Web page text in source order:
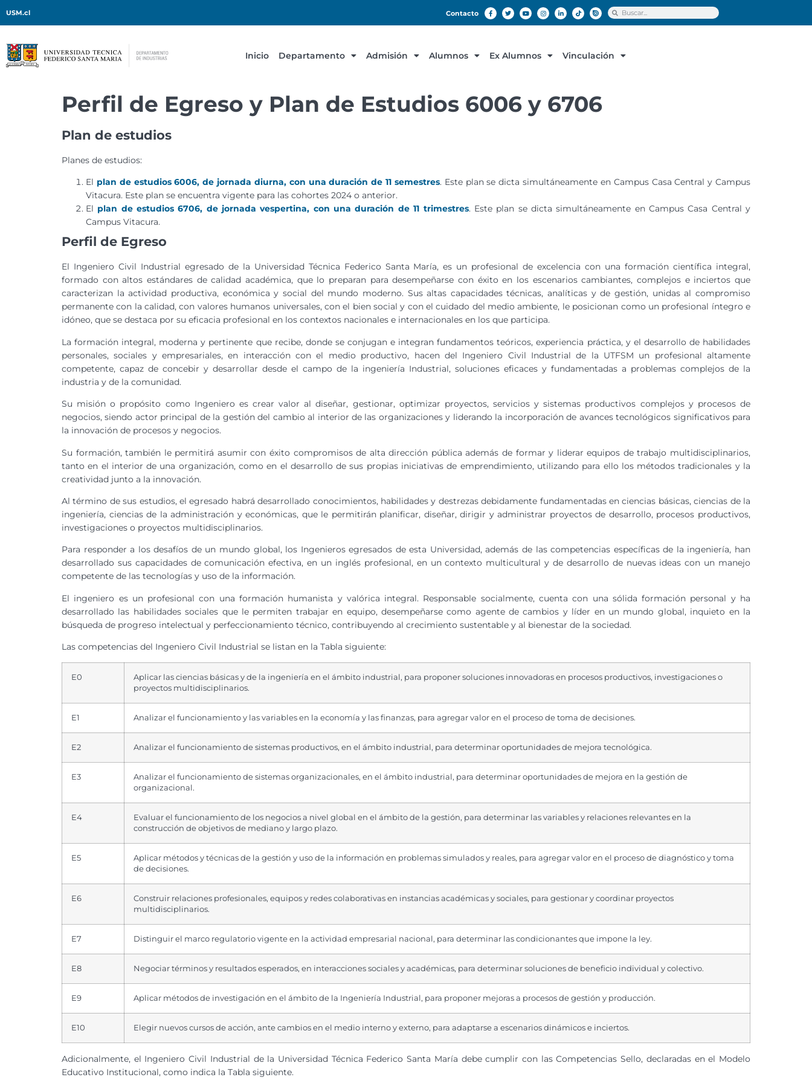
USM.cl Contacto
Inicio Departamento Admisión Alumnos Ex Alumnos Vinculación
Perfil de Egreso y Plan de Estudios 6006 y 6706
Plan de estudios
Planes de estudios:
El plan de estudios 6006, de jornada diurna, con una duración de 11 semestres. Este plan se dicta simultáneamente en Campus Casa Central y Campus
Vitacura. Este plan se encuentra vigente para las cohortes 2024 o anterior.
El plan de estudios 6706, de jornada vespertina, con una duración de 11 trimestres. Este plan se dicta simultáneamente en Campus Casa Central y
Campus Vitacura.
Perfil de Egreso
El Ingeniero Civil Industrial egresado de la Universidad Técnica Federico Santa María, es un profesional de excelencia con una formación científica integral,
formado con altos estándares de calidad académica, que lo preparan para desempeñarse con éxito en los escenarios cambiantes, complejos e inciertos que
caracterizan la actividad productiva, económica y social del mundo moderno. Sus altas capacidades técnicas, analíticas y de gestión, unidas al compromiso
permanente con la calidad, con valores humanos universales, con el bien social y con el cuidado del medio ambiente, le posicionan como un profesional íntegro e
idóneo, que se destaca por su eficacia profesional en los contextos nacionales e internacionales en los que participa.
La formación integral, moderna y pertinente que recibe, donde se conjugan e integran fundamentos teóricos, experiencia práctica, y el desarrollo de habilidades
personales, sociales y empresariales, en interacción con el medio productivo, hacen del Ingeniero Civil Industrial de la UTFSM un profesional altamente
competente, capaz de concebir y desarrollar desde el campo de la ingeniería Industrial, soluciones eficaces y fundamentadas a problemas complejos de la
industria y de la comunidad.
Su misión o propósito como Ingeniero es crear valor al diseñar, gestionar, optimizar proyectos, servicios y sistemas productivos complejos y procesos de
negocios, siendo actor principal de la gestión del cambio al interior de las organizaciones y liderando la incorporación de avances tecnológicos significativos para
la innovación de procesos y negocios.
Su formación, también le permitirá asumir con éxito compromisos de alta dirección pública además de formar y liderar equipos de trabajo multidisciplinarios,
tanto en el interior de una organización, como en el desarrollo de sus propias iniciativas de emprendimiento, utilizando para ello los métodos tradicionales y la
creatividad junto a la innovación.
Al término de sus estudios, el egresado habrá desarrollado conocimientos, habilidades y destrezas debidamente fundamentadas en ciencias básicas, ciencias de la
ingeniería, ciencias de la administración y económicas, que le permitirán planificar, diseñar, dirigir y administrar proyectos de desarrollo, procesos productivos,
investigaciones o proyectos multidisciplinarios.
Para responder a los desafíos de un mundo global, los Ingenieros egresados de esta Universidad, además de las competencias específicas de la ingeniería, han
desarrollado sus capacidades de comunicación efectiva, en un inglés profesional, en un contexto multicultural y de desarrollo de nuevas ideas con un manejo
competente de las tecnologías y uso de la información.
El ingeniero es un profesional con una formación humanista y valórica integral. Responsable socialmente, cuenta con una sólida formación personal y ha
desarrollado las habilidades sociales que le permiten trabajar en equipo, desempeñarse como agente de cambios y líder en un mundo global, inquieto en la
búsqueda de progreso intelectual y perfeccionamiento técnico, contribuyendo al crecimiento sustentable y al bienestar de la sociedad.
Las competencias del Ingeniero Civil Industrial se listan en la Tabla siguiente:
E0
Aplicar las ciencias básicas y de la ingeniería en el ámbito industrial, para proponer soluciones innovadoras en procesos productivos, investigaciones o
proyectos multidisciplinarios.
E1 Analizar el funcionamiento y las variables en la economía y las finanzas, para agregar valor en el proceso de toma de decisiones.
E2 Analizar el funcionamiento de sistemas productivos, en el ámbito industrial, para determinar oportunidades de mejora tecnológica.
E3
Analizar el funcionamiento de sistemas organizacionales, en el ámbito industrial, para determinar oportunidades de mejora en la gestión de
organizacional.
E4
Evaluar el funcionamiento de los negocios a nivel global en el ámbito de la gestión, para determinar las variables y relaciones relevantes en la
construcción de objetivos de mediano y largo plazo.
E5
Aplicar métodos y técnicas de la gestión y uso de la información en problemas simulados y reales, para agregar valor en el proceso de diagnóstico y toma
de decisiones.
E6
Construir relaciones profesionales, equipos y redes colaborativas en instancias académicas y sociales, para gestionar y coordinar proyectos
multidisciplinarios.
E7 Distinguir el marco regulatorio vigente en la actividad empresarial nacional, para determinar las condicionantes que impone la ley.
E8 Negociar términos y resultados esperados, en interacciones sociales y académicas, para determinar soluciones de beneficio individual y colectivo.
E9 Aplicar métodos de investigación en el ámbito de la Ingeniería Industrial, para proponer mejoras a procesos de gestión y producción.
E10 Elegir nuevos cursos de acción, ante cambios en el medio interno y externo, para adaptarse a escenarios dinámicos e inciertos.
Adicionalmente, el Ingeniero Civil Industrial de la Universidad Técnica Federico Santa María debe cumplir con las Competencias Sello, declaradas en el Modelo
Educativo Institucional, como indica la Tabla siguiente.